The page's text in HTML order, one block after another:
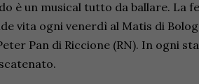
è un musical tutto da ballare. La
vita ogni venerdì al Matis di
Pan di Riccione (RN). In ogni